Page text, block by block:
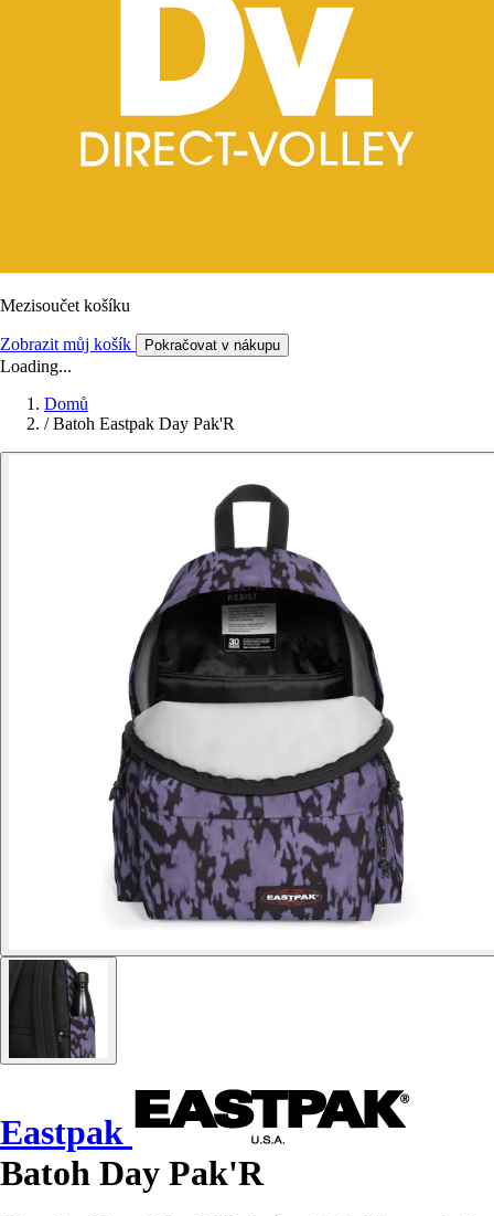
Mezisoučet košíku
Zobrazit můj košík Pokračovat v nákupu
Loading...
Domů
/ Batoh Eastpak Day Pak'R
Eastpak
Batoh Day Pak'R